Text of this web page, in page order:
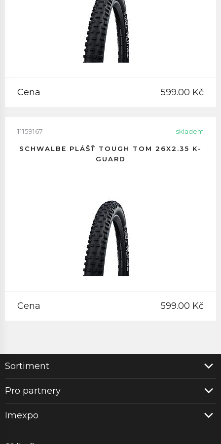
Cena 599.00 Kč
11159167 skladem
SCHWALBE PLÁŠŤ TOUGH TOM 26X2.35 K-
GUARD
Cena 599.00 Kč
Sortiment
Pro partnery
Imexpo